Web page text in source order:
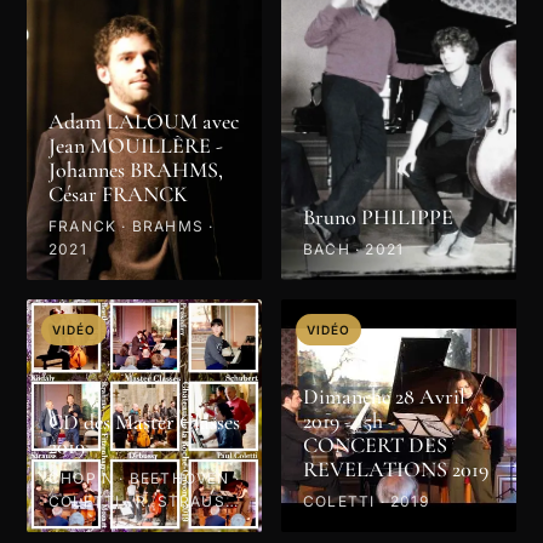
Adam LALOUM avec
Jean MOUILLÈRE -
Johannes BRAHMS,
César FRANCK
FRANCK · BRAHMS ·
2021
Bruno PHILIPPE
BACH · 2021
VIDÉO
CD des Master Classes
2019
CHOPIN · BEETHOVEN ·
COLETTI · R. STRAUSS
· PROKOFIEV · MOZART
VIDÉO
Dimanche 28 Avril
2019 - 15h -
CONCERT DES
REVELATIONS 2019
COLETTI · 2019